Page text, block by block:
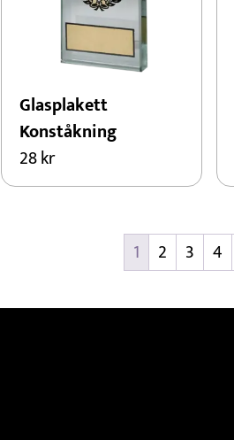
Glasplakett
Konståkning
28kr
1 2 3 4